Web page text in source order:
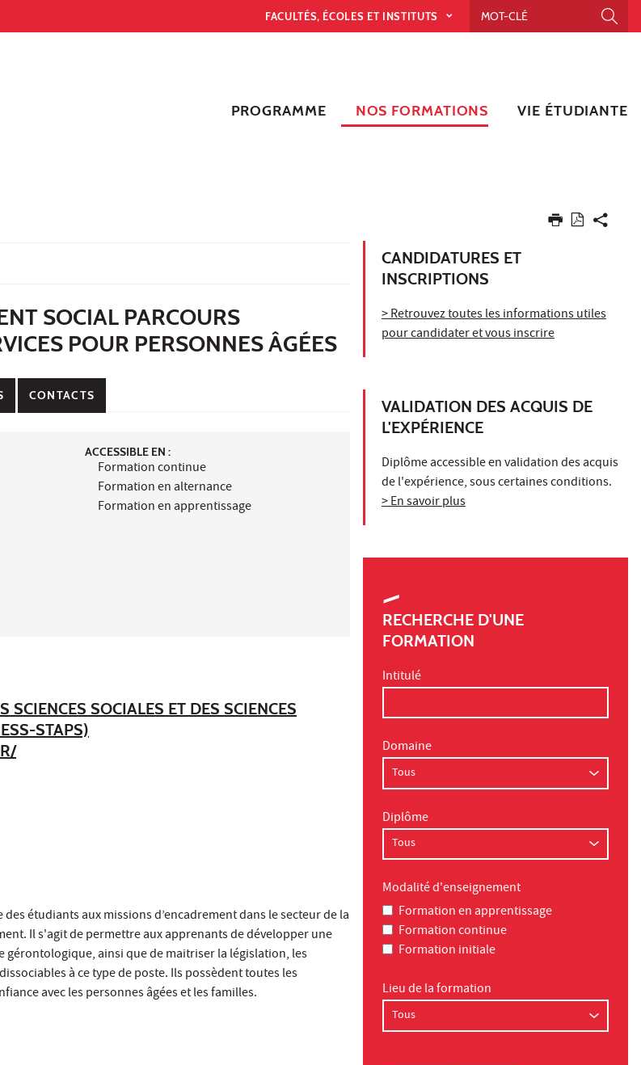
FACULTÉS, ÉCOLES ET INSTITUTS
PROGRAMME NOS FORMATIONS VIE ÉTUDIANTE
SOCIAL PARCOURS
POUR PERSONNES ÂGÉES
CONTACTS
ACCESSIBLE EN :
Formation continue
Formation en alternance
Formation en apprentissage
SCIENCES SOCIALES ET DES SCIENCES
STAPS)
étudiants aux missions d’encadrement dans le secteur de la
Il s'agit de permettre aux apprenants de développer une
ainsi que de maitriser la législation, les
à ce type de poste. Ils possèdent toutes les
avec les personnes âgées et les familles.
CANDIDATURES ET
INSCRIPTIONS
> Retrouvez toutes les informations utiles
pour candidater et vous inscrire
VALIDATION DES ACQUIS DE
L'EXPÉRIENCE
Diplôme accessible en validation des acquis
de l'expérience, sous certaines conditions.
> En savoir plus
RECHERCHE D'UNE
FORMATION
Intitulé
Domaine
Diplôme
Modalité d'enseignement
Formation en apprentissage
Formation continue
Formation initiale
Lieu de la formation